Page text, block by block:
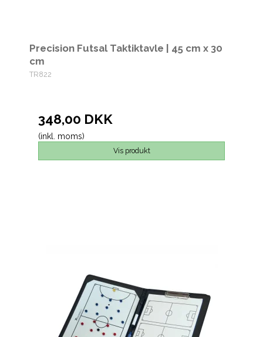
Precision Futsal Taktiktavle | 45 cm x 30
cm
TR822
348,00 DKK
(inkl. moms)
Vis produkt